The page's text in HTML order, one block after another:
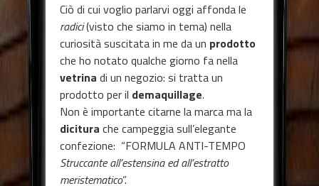
Ciò di cui voglio parlarvi oggi affonda le
radici(visto che siamo in tema) nella
curiosità suscitata in me da un prodotto
che ho notato qualche giorno fa nella
vetrina di un negozio: si tratta un
prodotto per il demaquillage.
Non è importante citarne la marca ma la
dicitura che campeggia sull’elegante
confezione: “FORMULA ANTI-TEMPO
Struccante all’estensina ed all’estratto
meristematico”.